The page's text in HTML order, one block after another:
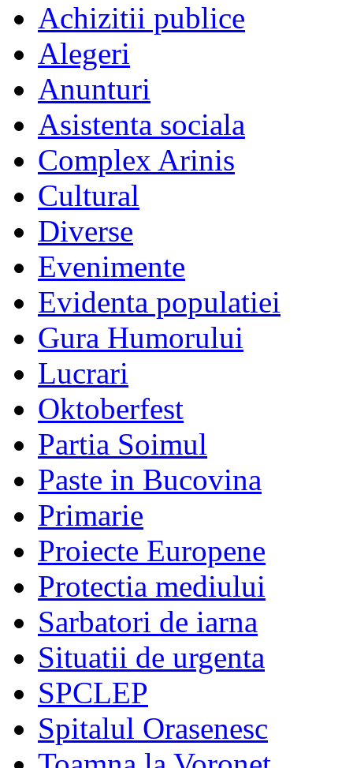
Achizitii publice
Alegeri
Anunturi
Asistenta sociala
Complex Arinis
Cultural
Diverse
Evenimente
Evidenta populatiei
Gura Humorului
Lucrari
Oktoberfest
Partia Soimul
Paste in Bucovina
Primarie
Proiecte Europene
Protectia mediului
Sarbatori de iarna
Situatii de urgenta
SPCLEP
Spitalul Orasenesc